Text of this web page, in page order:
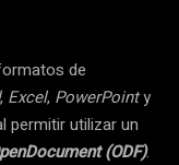
de
, Excel, PowerPointy
permitir utilizar un
(ODF).